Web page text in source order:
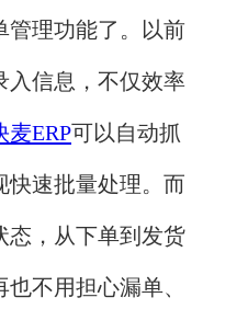
管理功能了。以前
入信息，不仅效率
麦ERP可以自动抓
快速批量处理。而
态，从下单到发货
不用担心漏单、